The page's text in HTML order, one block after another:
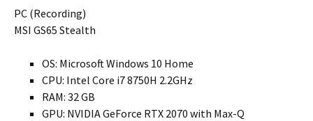
PC (Recording)
MSI GS65 Stealth
OS: Microsoft Windows 10 Home
CPU: Intel Core i7 8750H 2.2GHz
RAM: 32 GB
GPU: NVIDIA GeForce RTX 2070 with Max-Q